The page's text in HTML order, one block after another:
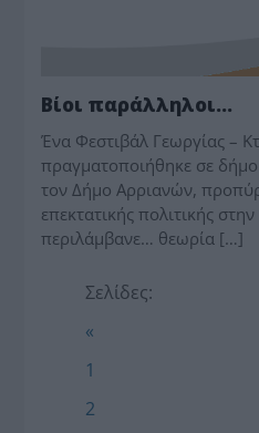
Βίοι παράλληλοι…
Ένα Φεστιβάλ Γεωργίας –
πραγματοποιήθηκε σε
τον Δήμο Αρριανών,
επεκτατικής πολιτικής
περιλάμβανε… θεωρία […]
Σελίδες:
«
1
2